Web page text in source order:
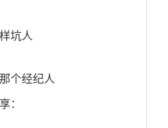
坑人
个经纪人
：